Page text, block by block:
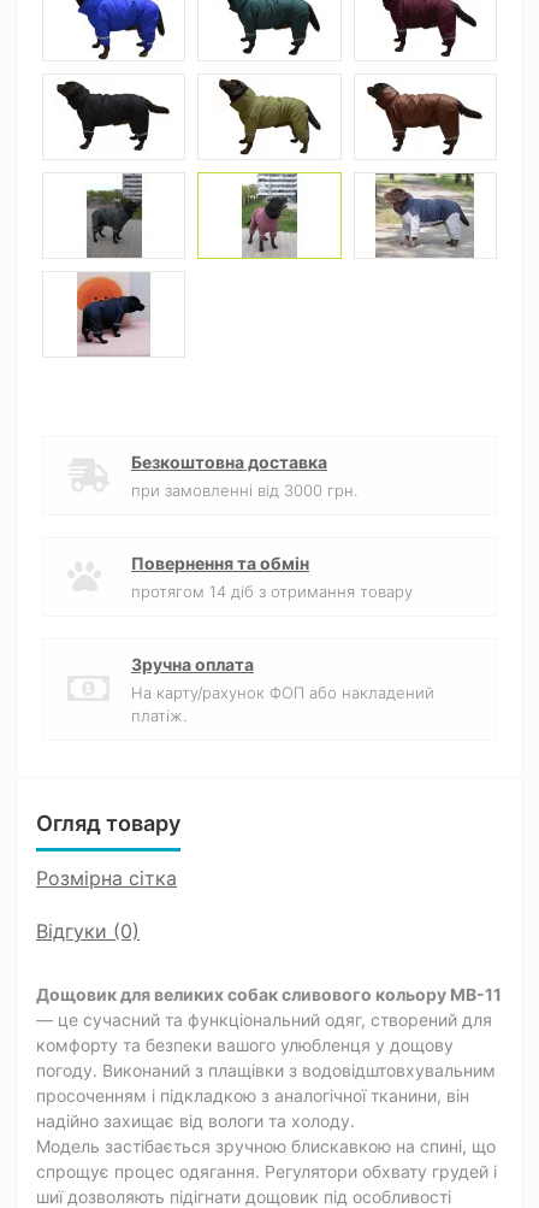
Безкоштовна доставка
при замовленні від 3000 грн.
Повернення та обмін
протягом 14 діб з отримання товару
Зручна оплата
На карту/рахунок ФОП або накладений
платіж.
Огляд товару
Розмірна сітка
Відгуки (0)
Дощовик для великих собак сливового кольору MB-11
— це сучасний та функціональний одяг, створений для
комфорту та безпеки вашого улюбленця у дощову
погоду. Виконаний з плащівки з водовідштовхувальним
просоченням і підкладкою з аналогічної тканини, він
надійно захищає від вологи та холоду.
Модель застібається зручною блискавкою на спині, що
спрощує процес одягання. Регулятори обхвату грудей і
шиї дозволяють підігнати дощовик під особливості